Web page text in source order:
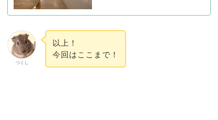
つくし
以上！
今回はここまで！